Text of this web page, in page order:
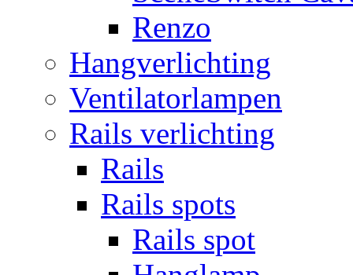
Renzo
Hangverlichting
Ventilatorlampen
Rails verlichting
Rails
Rails spots
Rails spot